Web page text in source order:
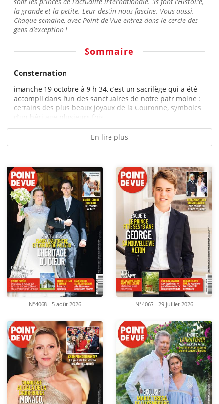
la grande et la petite. Leur destin nous fascine. Vous aussi.
Chaque semaine, avec Point de Vue entrez dans le cercle des
gens d’exception !
Sommaire
Consternation
imanche 19 octobre à 9 h 34, c’est un sacrilège qui a été
accompli dans l’un des sanctuaires de notre patrimoine :
certains des plus beaux joyaux de la Couronne, symboles
d’un héritage plusieurs fois...
En lire plus
N°4068 - 5 août 2026 N°4067 - 29 juillet 2026